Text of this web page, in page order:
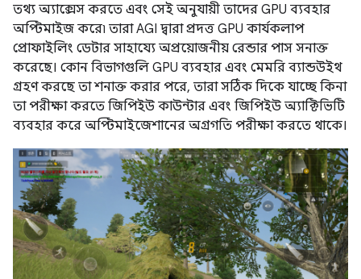
তথ্য অ্যাক্সেস করতে এবং সেই অনুযায়ী তাদের GPU ব্যবহার
অপ্টিমাইজ করে৷ তারা AGI দ্বারা প্রদত্ত GPU কার্যকলাপ
প্রোফাইলিং ডেটার সাহায্যে অপ্রয়োজনীয় রেন্ডার পাস সনাক্ত
করেছে। কোন বিভাগগুলি GPU ব্যবহার এবং মেমরি ব্যান্ডউইথ
গ্রহণ করছে তা শনাক্ত করার পরে, তারা সঠিক দিকে যাচ্ছে কিনা
তা পরীক্ষা করতে জিপিইউ কাউন্টার এবং জিপিইউ অ্যাক্টিভিটি
ব্যবহার করে অপ্টিমাইজেশানের অগ্রগতি পরীক্ষা করতে থাকে।